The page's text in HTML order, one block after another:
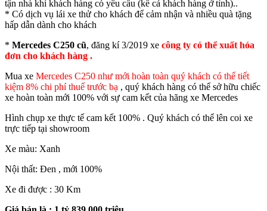
tận nhà khi khách hàng có yêu cầu (kể cả khách hàng ở tỉnh)..
* Có dịch vụ lái xe thử cho khách để cảm nhận và nhiều quà tặng
hấp dẫn dành cho khách
* Mercedes C250 cũ, đăng kí 3/2019 xe công ty có thể xuất hóa
đơn cho khách hàng .
Mua xe Mercedes C250 như mới hoàn toàn quý khách có thể tiết
kiệm 8% chi phí thuế trước bạ , quý khách hàng có thể sở hữu chiếc
xe hoàn toàn mới 100% với sự cam kết của hãng xe Mercedes
Hình chụp xe thực tế cam kết 100% . Quý khách có thể lên coi xe
trực tiếp tại showroom
Xe màu: Xanh
Nội thất: Đen , mới 100%
Xe đi được : 30 Km